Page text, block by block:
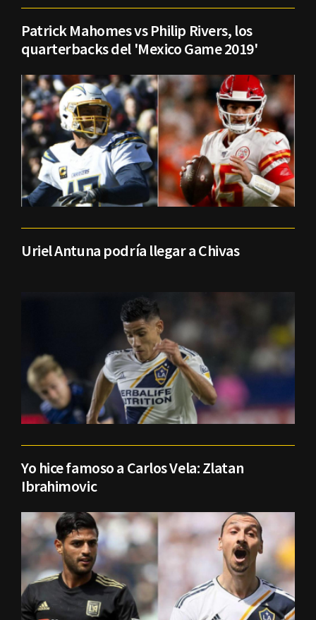
Patrick Mahomes vs Philip Rivers, los
quarterbacks del 'Mexico Game 2019'
Uriel Antuna podría llegar a Chivas
Yo hice famoso a Carlos Vela: Zlatan
Ibrahimovic